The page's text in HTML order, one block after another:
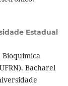
Estadual
Bioquímica
Bacharel